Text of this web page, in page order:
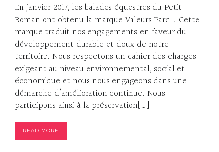
En janvier 2017, les balades équestres du Petit
Roman ont obtenu la marque Valeurs Parc ! Cette
marque traduit nos engagements en faveur du
développement durable et doux de notre
territoire. Nous respectons un cahier des charges
exigeant au niveau environnemental, social et
économique et nous nous engageons dans une
démarche d’amélioration continue. Nous
participons ainsi à la préservation[…]
READ MORE